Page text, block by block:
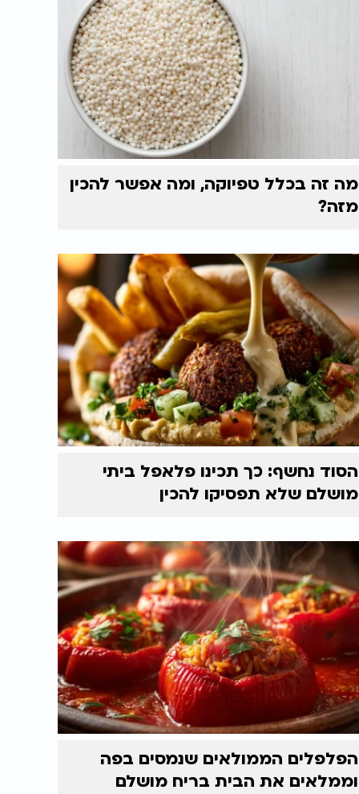
מה זה בכלל טפיוקה, ומה אפשר להכין
מזה?
הסוד נחשף: כך תכינו פלאפל ביתי
מושלם שלא תפסיקו להכין
הפלפלים הממולאים שנמסים בפה
וממלאים את הבית בריח מושלם